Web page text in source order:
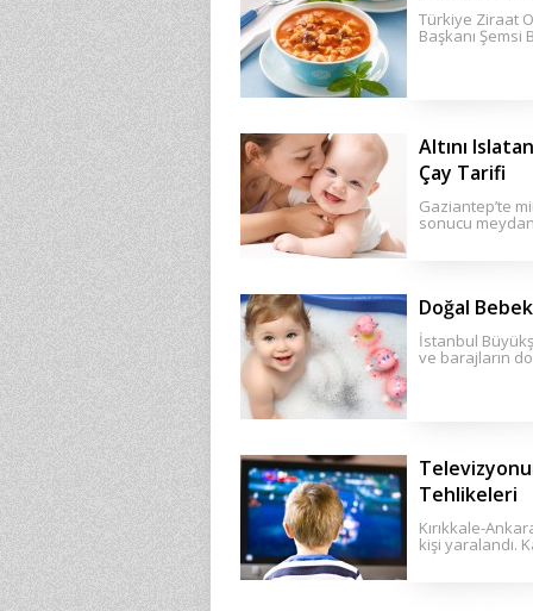
Türkiye Ziraat
Başkanı Şemsi
Altını
Çay Tarifi
Gaziantep’te
sonucu
Doğal
İstanbul
ve barajların
Tehlikeleri
Kırıkkale-
kişi yaralandı.